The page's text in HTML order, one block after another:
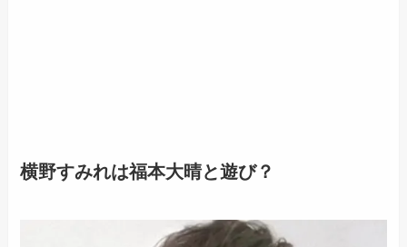
横野すみれは福本大晴と遊び？